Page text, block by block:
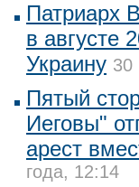
Патриарх
в августе
Украину 30
Пятый
Иеговы"
арест
года, 12:14